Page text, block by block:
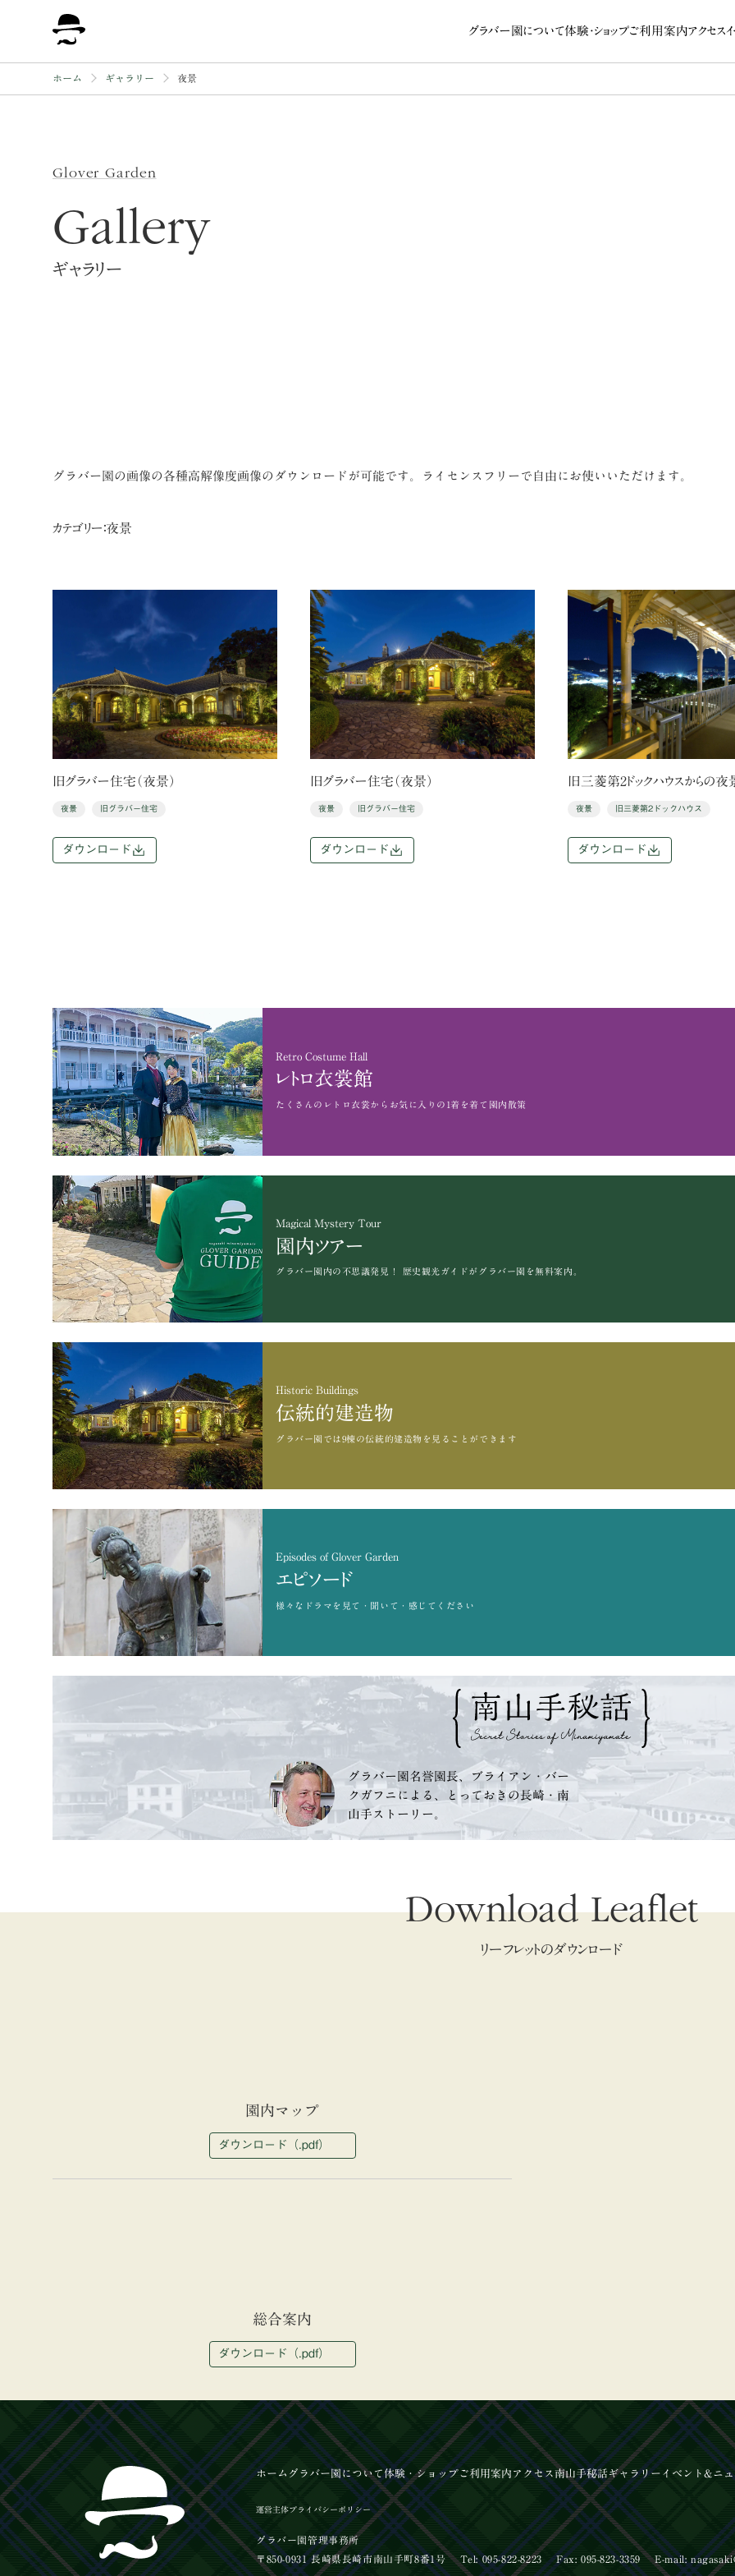
【イベ
保存修理工事について
グラバー園について体験・ショップご利用案内アクセス
ホーム ギャラリー 夜景
Glover Garden
Gallery
ギャラリー
グラバー園の画像の各種高解像度画像のダウンロードが可能です。ライセンスフリーで自由にお使いいただけます。
カテゴリー：夜景
旧グラバー住宅（夜景）
夜景 旧グラバー住宅
ダウンロード
旧グラバー住宅（夜景）
夜景 旧グラバー住宅
ダウンロード
旧三菱第2ドックハウスからの夜
夜景 旧三菱第2ドックハウス
ダウンロード
Retro Costume Hall
レトロ衣裳館
たくさんのレトロ衣裳から お気に入りの1着を着て園内散策
Magical Mystery Tour
園内ツアー
グラバー園内の不思議発見！ 歴史観光ガイドがグラバー園を無料案内。
Historic Buildings
伝統的建造物
グラバー園では9棟の伝統的建造物を見ることができます
Episodes of Glover Garden
エピソード
様々なドラマを 見て・聞いて・感じてください
グラバー園名誉園長、
ブライアン・バー
クガフニによる、
とっておきの長崎・南
山手ストーリー。
Download Leaflet
リーフレットのダウンロード
園内マップ
ダウンロード（.pdf）
総合案内
ダウンロード（.pdf）
ホーム グラバー園について体験・ショップご利用案内 アクセス南山手秘話ギャラリー イベント &ニ
運営主体プライバシーポリシー
グラバー園管理事務所
〒850-0931 長崎県長崎市南山手町8番1号 Tel: 095-822-8223 Fax: 095-823-3359 E-mail: